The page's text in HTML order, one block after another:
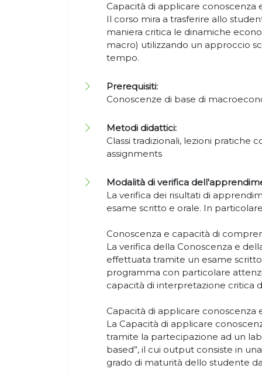
Capacità di applicare conoscenza
Il corso mira a trasferire allo
maniera critica le dinamiche
macro) utilizzando un approccio
tempo.
Prerequisiti:
Conoscenze di base di
Metodi didattici:
Classi tradizionali, lezioni pratiche
assignments
Modalità di verifica
La verifica dei risultati di
esame scritto e orale. In
Conoscenza e capacità di
La verifica della Conoscenza e
effettuata tramite un esame
programma con particolare
capacità di interpretazione critica
Capacità di applicare conoscenza
La Capacità di applicare
tramite la partecipazione ad un
based”, il cui output consiste in
grado di maturità dello studente